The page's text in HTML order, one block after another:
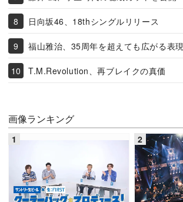
日向坂46、18thシングルリリース
福山雅治、35周年を超えても広がる表現
T.M.Revolution、再ブレイクの真価
画像ランキング